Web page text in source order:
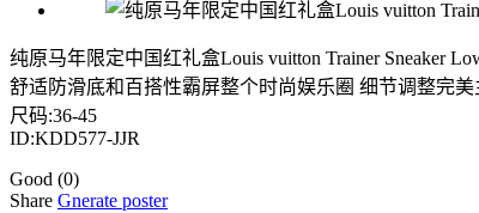
纯原马年限定中国红礼盒Louis vuitton Trainer Sneaker
舒适防滑底和百搭性霸屏整个时尚娱乐圈 细节调整完
尺码:36-45
ID:KDD577-JJR
Good (0)
Share Gnerate poster